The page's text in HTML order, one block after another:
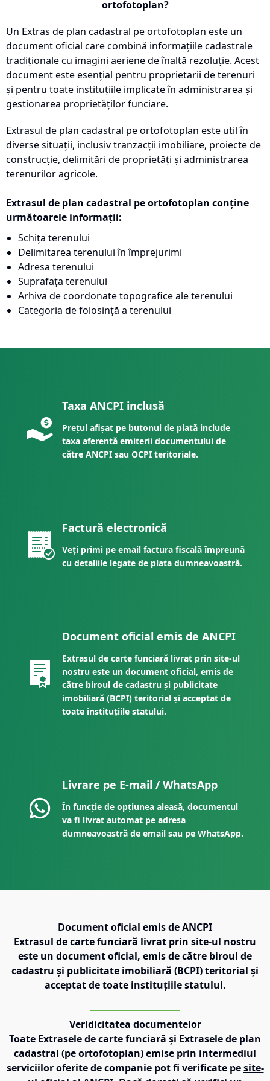
ortofotoplan?
Un Extras de plan cadastral pe ortofotoplan este un
document oficial care combină informațiile cadastrale
tradiționale cu imagini aeriene de înaltă rezoluție. Acest
document este esențial pentru proprietarii de terenuri
și pentru toate instituțiile implicate în administrarea și
gestionarea proprietăților funciare.
Extrasul de plan cadastral pe ortofotoplan este util în
diverse situații, inclusiv tranzacții imobiliare, proiecte de
construcție, delimitări de proprietăți și administrarea
terenurilor agricole.
Extrasul de plan cadastral pe ortofotoplan conține
următoarele informații:
Schița terenului
Delimitarea terenului în împrejurimi
Adresa terenului
Suprafața terenului
Arhiva de coordonate topografice ale terenului
Categoria de folosință a terenului
Taxa ANCPI inclusă
Prețul afișat pe butonul de plată include
taxa aferentă emiterii documentului de
către ANCPI sau OCPI teritoriale.
Factură electronică
Veți primi pe email factura fiscală împreună
cu detaliile legate de plata dumneavoastră.
Document oficial emis de ANCPI
Extrasul de carte funciară livrat prin site-ul
nostru este un document oficial, emis de
către biroul de cadastru și publicitate
imobiliară (BCPI) teritorial și acceptat de
toate instituțiile statului.
Livrare pe E-mail / WhatsApp
În funcție de opțiunea aleasă, documentul
va fi livrat automat pe adresa
dumneavoastră de email sau pe WhatsApp.
Document oficial emis de ANCPI
Extrasul de carte funciară livrat prin site-ul nostru
este un document oficial, emis de către biroul de
cadastru și publicitate imobiliară (BCPI) teritorial și
acceptat de toate instituțiile statului.
Veridicitatea documentelor
Toate Extrasele de carte funciară și Extrasele de plan
cadastral (pe ortofotoplan) emise prin intermediul
serviciilor oferite de companie pot fi verificate pe site-